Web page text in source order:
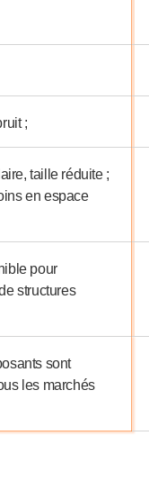
;
taille réduite ;
en espace
pour
structures
sont
les marchés